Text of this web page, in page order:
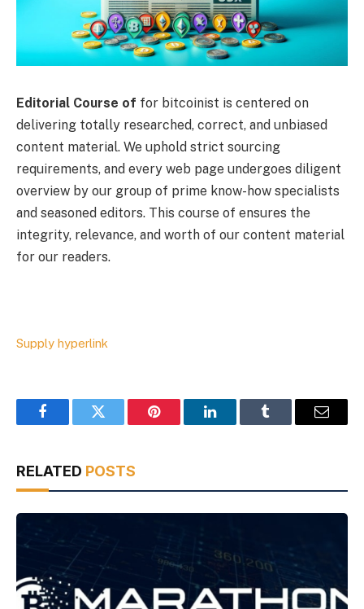
Editorial Course of for bitcoinist is centered on
delivering totally researched, correct, and unbiased
content material. We uphold strict sourcing
requirements, and every web page undergoes diligent
overview by our group of prime know-how specialists
and seasoned editors. This course of ensures the
integrity, relevance, and worth of our content material
for our readers.
Supply hyperlink
FacebookTwitter Pinterest LinkedInTumblr Email
RELATED POSTS